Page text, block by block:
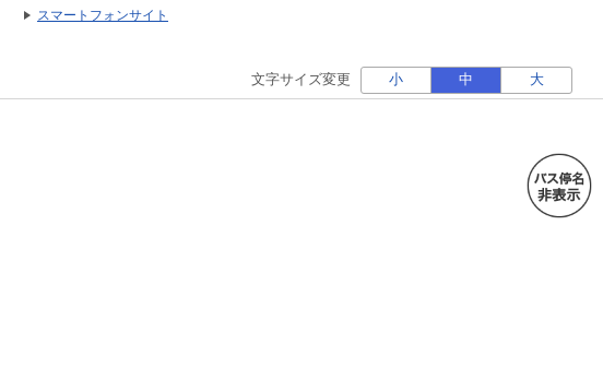
スマートフォンサイト
文字サイズ変更 小 中 大